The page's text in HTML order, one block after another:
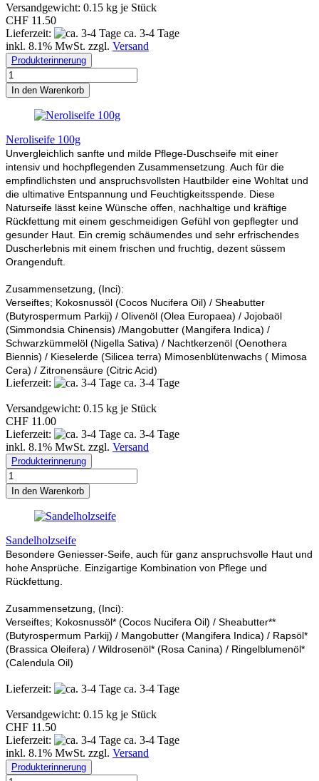
Versandgewicht: 0.15 kg je Stück
CHF 11.50
Lieferzeit:
ca. 3-4 Tage
inkl. 8.1% MwSt. zzgl. Versand
Produkterinnerung
In den Warenkorb
Neroliseife 100g
Unvergleichlich sanfte und milde Pflege-Duschseife mit einer
intensiv und hochpflegenden Zusammensetzung. Auch für die
empfindlichsten und anspruchsvollsten Hautbilder eine Wohltat und
die ultimative Entspannung und Feuchtigkeitsspende. Diese
Naturseife lässt keine Wünsche offen, nachhaltige und kräftige
Rückfettung mit einem geschmeidigen Gefühl von gepflegter und
gesunder Haut. Ein cremig schäumendes und sehr erfrischendes
Duscherlebnis mit einem frischen und fruchtig, dezent süssem
Orangenduft.
Zusammensetzung, (Inci):
Verseiftes; Kokosnussöl (Cocos Nucifera Oil) / Sheabutter
(Butyrospermum Parkij) / Olivenöl (Olea Europaea) / Jojobaöl
(Simmondsia Chinensis) /Mangobutter (Mangifera Indica) /
Schwarzkümmelöl (Nigella Sativa) / Nachtkerzenöl (Oenothera
Biennis) / Kieselerde (Silicea terra) Mimosenblütenwachs ( Mimosa
Cera) / Zitronensäure (Citric Acid)
Lieferzeit: ca. 3-4 Tage
Versandgewicht: 0.15 kg je Stück
CHF 11.00
Lieferzeit:
ca. 3-4 Tage
inkl. 8.1% MwSt. zzgl. Versand
Produkterinnerung
In den Warenkorb
Sandelholzseife
Besondere Geniesser-Seife, auch für ganz anspruchsvolle Haut und
hohe Ansprüche. Einzigartige Kombination von Pflege und
Rückfettung.
Zusammensetzung, (Inci):
Verseiftes; Kokosnussöl* (Cocos Nucifera Oil) / Sheabutter**
(Butyrospermum Parkij) / Mangobutter (Mangifera Indica) / Rapsöl*
(Brassica Oleifera) / Wildrosenöl* (Rosa Canina) / Ringelblumenöl*
(Calendula Oil)
Lieferzeit: ca. 3-4 Tage
Versandgewicht: 0.15 kg je Stück
CHF 11.50
Lieferzeit:
ca. 3-4 Tage
inkl. 8.1% MwSt. zzgl. Versand
Produkterinnerung